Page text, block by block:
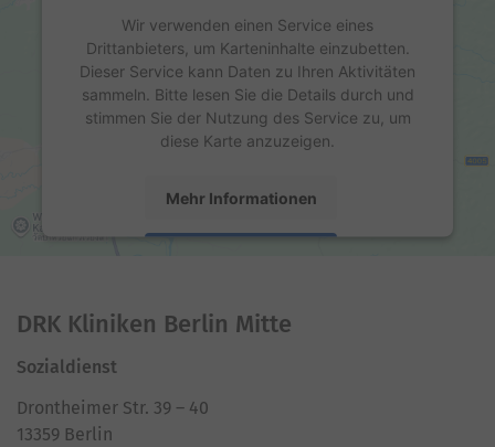
Wir verwenden einen Service eines
Drittanbieters, um Karteninhalte einzubetten.
Dieser Service kann Daten zu Ihren Aktivitäten
sammeln. Bitte lesen Sie die Details durch und
stimmen Sie der Nutzung des Service zu, um
diese Karte anzuzeigen.
Mehr Informationen
Platform
DRK Kliniken Berlin Mitte
Sozialdienst
Drontheimer Str. 39 – 40
13359 Berlin